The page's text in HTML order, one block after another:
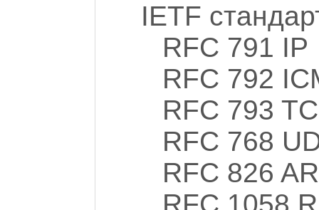
IETF
RFC 791 IP
RFC 792
RFC 793
RFC 768
RFC 826